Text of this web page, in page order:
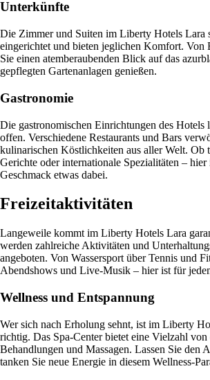
Unterkünfte
Die Zimmer und Suiten im Liberty Hotels Lara
eingerichtet und bieten jeglichen Komfort. Von
Sie einen atemberaubenden Blick auf das
gepflegten Gartenanlagen genießen.
Gastronomie
Die gastronomischen Einrichtungen des Hotels
offen. Verschiedene Restaurants und Bars
kulinarischen Köstlichkeiten aus aller Welt. Ob
Gerichte oder internationale Spezialitäten – hier
Geschmack etwas dabei.
Freizeitaktivitäten
Langeweile kommt im Liberty Hotels Lara
werden zahlreiche Aktivitäten und
angeboten. Von Wassersport über Tennis und
Abendshows und Live-Musik – hier ist für
Wellness und Entspannung
Wer sich nach Erholung sehnt, ist im Liberty
richtig. Das Spa-Center bietet eine Vielzahl von
Behandlungen und Massagen. Lassen Sie den
tanken Sie neue Energie in diesem Wellness-